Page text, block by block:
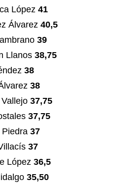
López41
Álvarez40,5
39
Llanos38,75
38
38
Vallejo37,75
37,75
Piedra37
37
López36,5
35,50